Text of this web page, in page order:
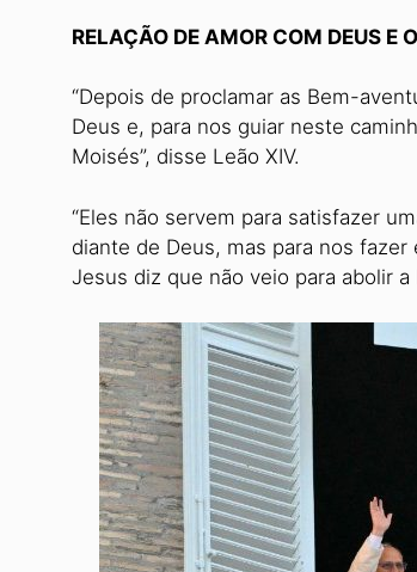
RELAÇÃO DE AMOR COM DEUS E
“Depois de proclamar as Bem-
Deus e, para nos guiar neste
Moisés”, disse Leão XIV.
“Eles não servem para satisfazer
diante de Deus, mas para nos
Jesus diz que não veio para abolir a